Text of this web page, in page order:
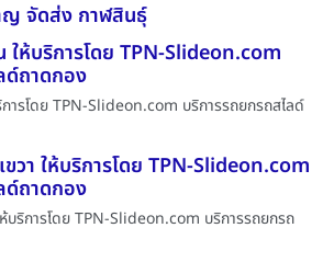
ญ จัดส่ง กาฬสินธุ์
ให้บริการโดย TPN-Slideon.com
ด์ถาดกอง
ารโดย TPN-Slideon.com บริการรถยกรถสไลด์
วา ให้บริการโดย TPN-Slideon.com
ด์ถาดกอง
บริการโดย TPN-Slideon.com บริการรถยกรถ